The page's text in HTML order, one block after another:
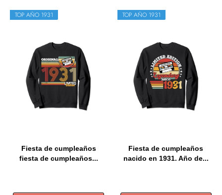
TOP AÑO 1931
Fiesta de cumpleaños
fiesta de cumpleaños...
TOP AÑO 1931
Fiesta de cumpleaños
nacido en 1931. Año de...